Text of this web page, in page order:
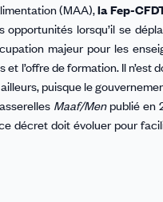
(MAA),la Fep-
lorsqu’il se
majeur pour les
l’offre de formation. Il n’est
puisque le
Maaf/Menpublié en
décret doit évoluer pour